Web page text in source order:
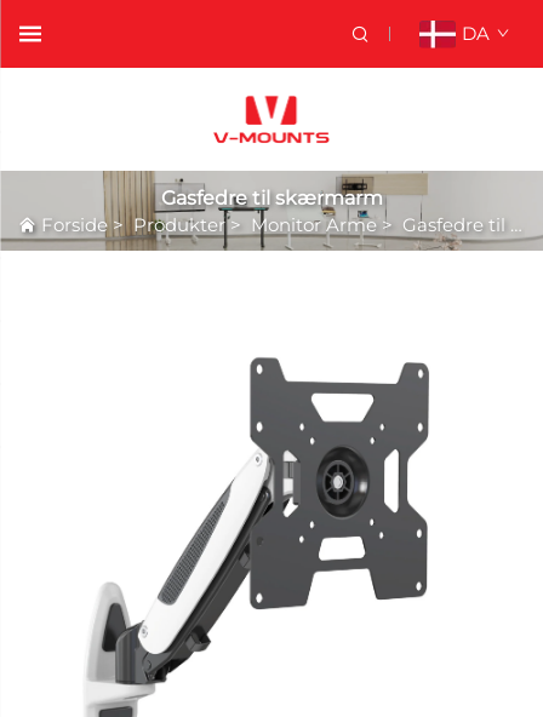
DA
Gasfedre til skærmarm
Forside > Produkter> Monitor Arme > Gasfedre til skærmarm